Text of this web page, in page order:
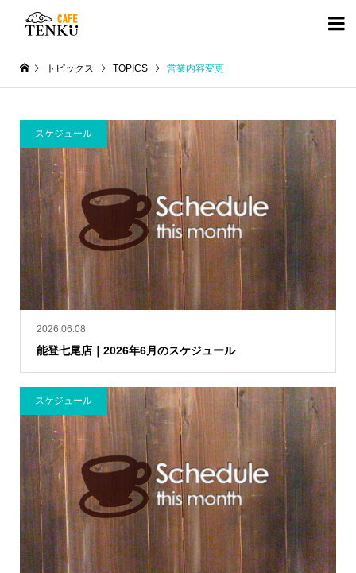

トピックス TOPICS 営業内容変更
2026.06.08
能登七尾店｜2026年6月のスケジュール
スケジュール
スケジュール